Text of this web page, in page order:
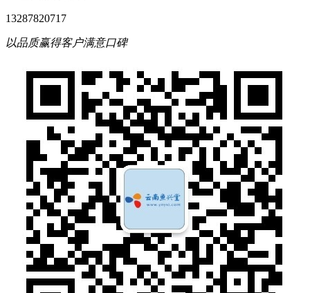
13287820717
以品质赢得客户满意口碑